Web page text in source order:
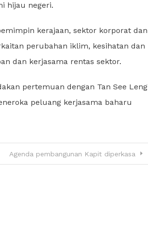
hijau negeri.
kerajaan, sektor korporat dan
perubahan iklim, kesihatan dan
dan kerjasama rentas sektor.
pertemuan dengan Tan See Leng
peluang kerjasama baharu
Agenda pembangunan Kapit diperkasa